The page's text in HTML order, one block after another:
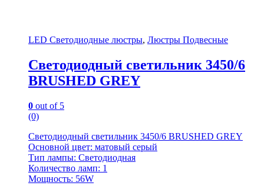
LED Светодиодные люстры, Люстры Подвесные
Светодиодный светильник 3450/6
BRUSHED GREY
0 out of 5
(0)
Светодиодный светильник 3450/6 BRUSHED GREY
Основной цвет: матовый серый
Тип лампы: Светодиодная
Количество ламп: 1
Мощность: 56W